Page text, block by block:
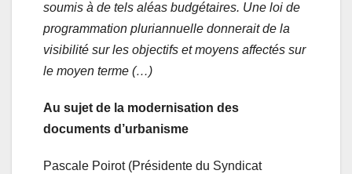
soumis à de tels aléas budgétaires. Une loi de
programmation pluriannuelle donnerait de la
visibilité sur les objectifs et moyens affectés sur
le moyen terme (…)
Au sujet de la modernisation des
documents d’urbanisme
Pascale Poirot (Présidente du Syndicat